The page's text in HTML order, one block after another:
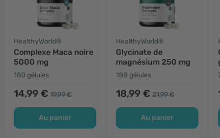
HealthyWorld®
Complexe Maca noire
5000 mg
180 gélules
14,99 € 19,99 €
Au panier
HealthyWorld®
Glycinate de
magnésium 250 mg
180 gélules
18,99 € 21,99 €
Au panier